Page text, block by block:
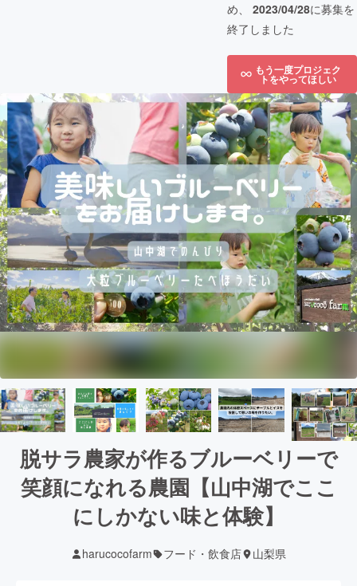
め、 2023/04/28に募集を
終了しました
もう一度プロジェク
トをやってほしい
脱サラ農家が作るブルーベリーで
笑顔になれる農園【山中湖でここ
にしかない味と体験】
harucocofarm フード・飲食店 山梨県